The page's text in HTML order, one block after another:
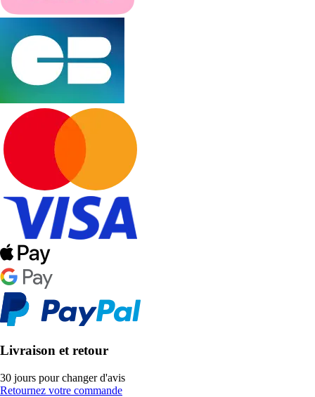
Livraison et retour
30 jours pour changer d'avis
Retournez votre commande